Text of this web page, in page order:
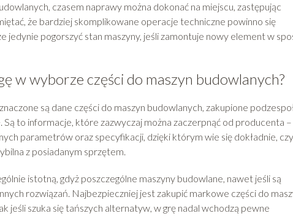
czasem naprawy można dokonać na miejscu, zastępując
że bardziej skomplikowane operacje techniczne powinno się
pogorszyć stan maszyny, jeśli zamontuje nowy element w
w wyborze części do maszyn budowlanych?
są dane części do maszyn budowlanych, zakupione
to informacje, które zazwyczaj można zaczerpnąć od producenta –
parametrów oraz specyfikacji, dzięki którym wie się dokładnie, czy
z posiadanym sprzętem.
istotną, gdyż poszczególne maszyny budowlane, nawet jeśli są
rozwiązań. Najbezpieczniej jest zakupić markowe części do
jeśli szuka się tańszych alternatyw, w grę nadal wchodzą pewne